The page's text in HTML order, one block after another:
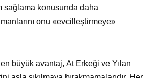
sağlama konusunda daha
onu «evcilleştirmeye»
büyük avantaj, At Erkeği ve Yılan